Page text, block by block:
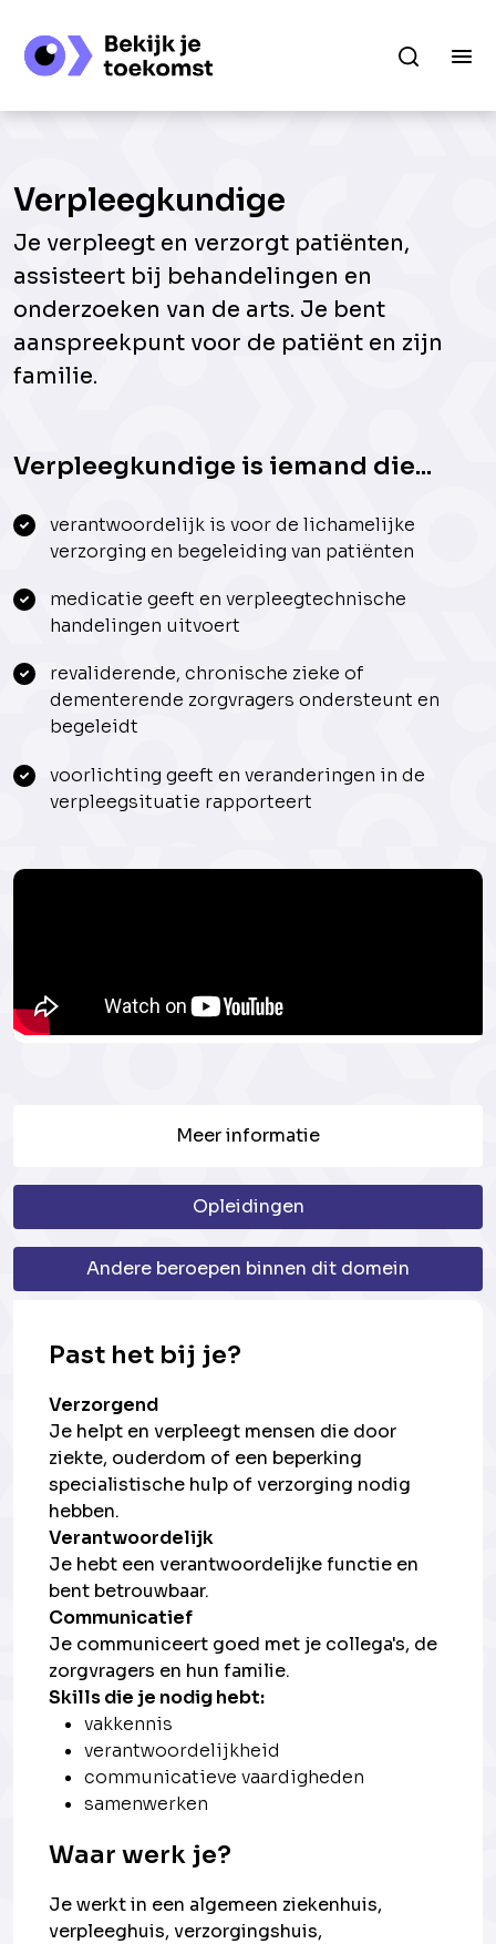
Verpleegkundige
Je verpleegt en verzorgt patiënten,
assisteert bij behandelingen en
onderzoeken van de arts. Je bent
aanspreekpunt voor de patiënt en zijn
familie.
Verpleegkundige is iemand die...
verantwoordelijk is voor de lichamelijke
verzorging en begeleiding van patiënten
medicatie geeft en verpleegtechnische
handelingen uitvoert
revaliderende, chronische zieke of
dementerende zorgvragers ondersteunt en
begeleidt
voorlichting geeft en veranderingen in de
verpleegsituatie rapporteert
Meer informatie
Opleidingen
Andere beroepen binnen dit domein
Past het bij je?
Verzorgend
Je helpt en verpleegt mensen die door
ziekte, ouderdom of een beperking
specialistische hulp of verzorging nodig
hebben.
Verantwoordelijk
Je hebt een verantwoordelijke functie en
bent betrouwbaar.
Communicatief
Je communiceert goed met je collega's, de
zorgvragers en hun familie.
Skills die je nodig hebt:
vakkennis
verantwoordelijkheid
communicatieve vaardigheden
samenwerken
Waar werk je?
Je werkt in een algemeen ziekenhuis,
verpleeghuis, verzorgingshuis,